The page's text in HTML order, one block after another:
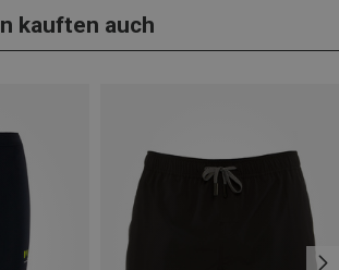
kauften auch